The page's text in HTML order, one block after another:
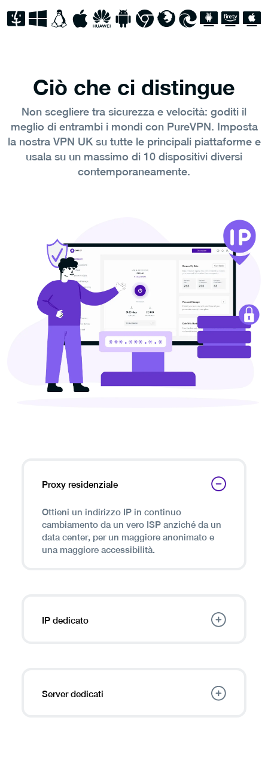
Ciò che ci distingue
Non scegliere tra sicurezza e velocità: goditi il
meglio di entrambi i mondi con PureVPN. Imposta
la nostra VPN UK su tutte le principali piattaforme e
usala su un massimo di 10 dispositivi diversi
contemporaneamente.
Proxy residenziale
Ottieni un indirizzo IP in continuo
cambiamento da un vero ISP anziché da un
data center, per un maggiore anonimato e
una maggiore accessibilità.
IP dedicato
Server dedicati